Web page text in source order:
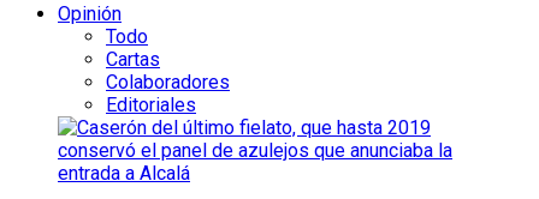
Opinión
Todo
Cartas
Colaboradores
Editoriales